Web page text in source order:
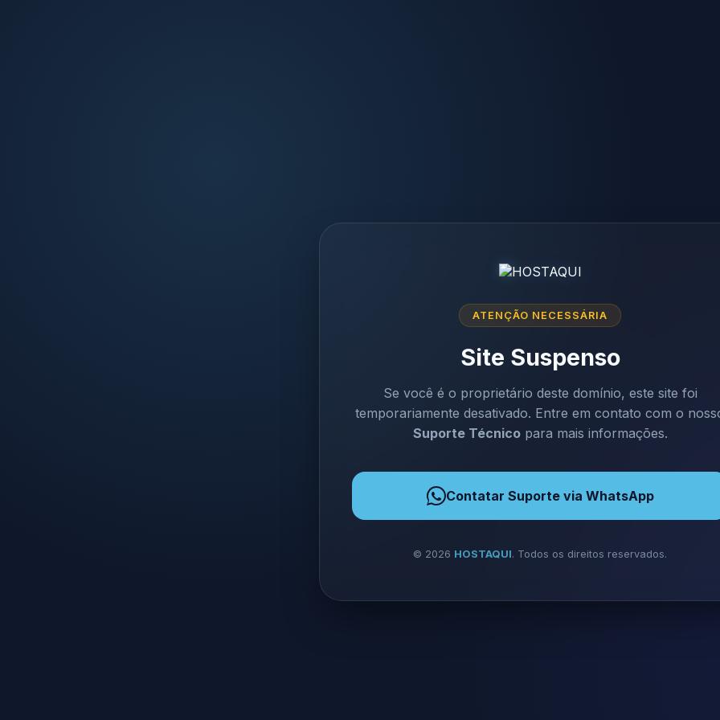
ATENÇÃO NECESSÁRIA
Site Suspenso
Se você é o proprietário deste domínio, este site foi
temporariamente desativado. Entre em contato com o
Suporte Técnicopara mais informações.
Contatar Suporte via WhatsApp
© 2026 HOSTAQUI. Todos os direitos reservados.